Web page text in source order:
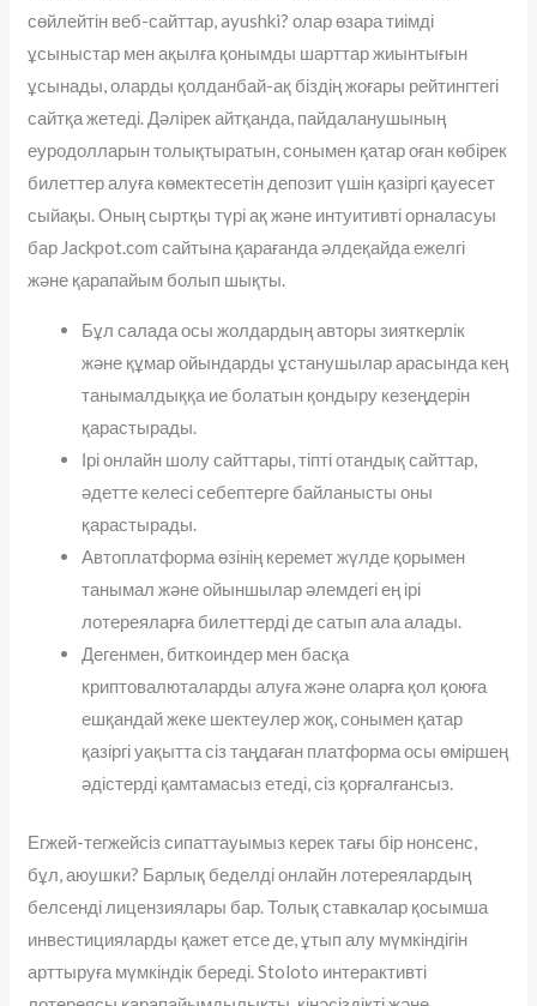
сөйлейтін веб-сайттар, ayushki? олар өзара тиімді
ұсыныстар мен ақылға қонымды шарттар жиынтығын
ұсынады, оларды қолданбай-ақ біздің жоғары рейтингтегі
сайтқа жетеді. Дәлірек айтқанда, пайдаланушының
еуродолларын толықтыратын, сонымен қатар оған көбірек
билеттер алуға көмектесетін депозит үшін қазіргі қауесет
сыйақы. Оның сыртқы түрі ақ және интуитивті орналасуы
бар Jackpot.com сайтына қарағанда әлдеқайда ежелгі
және қарапайым болып шықты.
Бұл салада осы жолдардың авторы зияткерлік
және құмар ойындарды ұстанушылар арасында кең
танымалдыққа ие болатын қондыру кезеңдерін
қарастырады.
Ірі онлайн шолу сайттары, тіпті отандық сайттар,
әдетте келесі себептерге байланысты оны
қарастырады.
Автоплатформа өзінің керемет жүлде қорымен
танымал және ойыншылар әлемдегі ең ірі
лотереяларға билеттерді де сатып ала алады.
Дегенмен, биткоиндер мен басқа
криптовалюталарды алуға және оларға қол қоюға
ешқандай жеке шектеулер жоқ, сонымен қатар
қазіргі уақытта сіз таңдаған платформа осы өміршең
әдістерді қамтамасыз етеді, сіз қорғалғансыз.
Егжей-тегжейсіз сипаттауымыз керек тағы бір нонсенс,
бұл, аюушки? Барлық беделді онлайн лотереялардың
белсенді лицензиялары бар. Толық ставкалар қосымша
инвестицияларды қажет етсе де, ұтып алу мүмкіндігін
арттыруға мүмкіндік береді. Stoloto интерактивті